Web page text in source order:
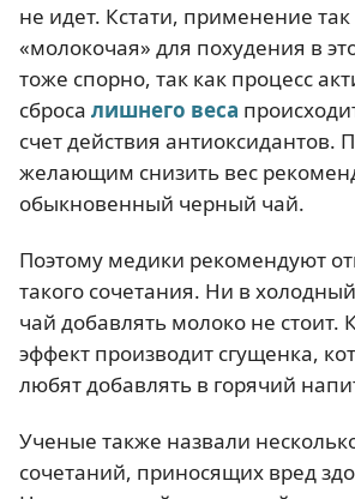
не идет. Кстати, применение
«молокочая» для похудения в
тоже спорно, так как процесс
сброса лишнего веса
счет действия антиоксидантов.
желающим снизить вес
обыкновенный черный чай.
Поэтому медики рекомендуют
такого сочетания. Ни в
чай добавлять молоко не стоит.
эффект производит сгущенка,
любят добавлять в горячий
Ученые также назвали
сочетаний, приносящих вред